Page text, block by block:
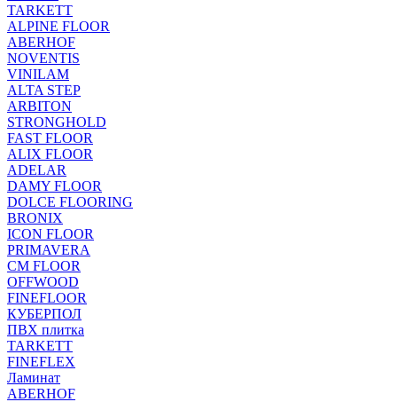
TARKETT
ALPINE FLOOR
ABERHOF
NOVENTIS
VINILAM
ALTA STEP
ARBITON
STRONGHOLD
FAST FLOOR
ALIX FLOOR
ADELAR
DAMY FLOOR
DOLCE FLOORING
BRONIX
ICON FLOOR
PRIMAVERA
CM FLOOR
OFFWOOD
FINEFLOOR
КУБЕРПОЛ
ПВХ плитка
TARKETT
FINEFLEX
Ламинат
ABERHOF